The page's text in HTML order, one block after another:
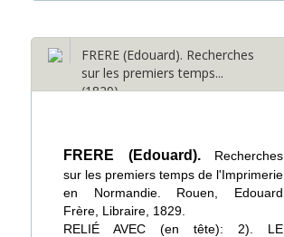
FRERE (Edouard). Recherches
sur les premiers temps...
(1829)
FRERE (Edouard). Recherches
sur les premiers temps de l'Imprimerie
en Normandie. Rouen, Edouard
Frère, Libraire, 1829.
RELIÉ AVEC (en tête): 2). LE